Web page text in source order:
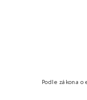
Podle zákona